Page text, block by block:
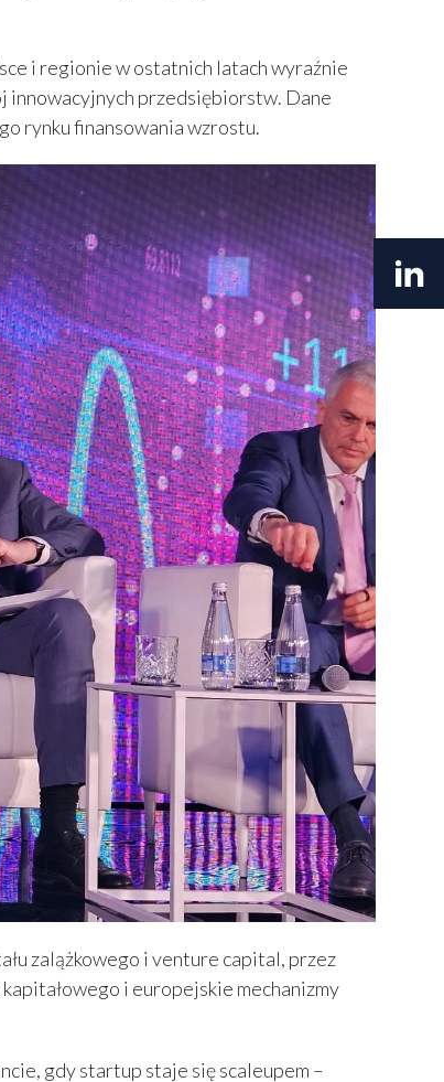
i regionie w ostatnich latach wyraźnie
innowacyjnych przedsiębiorstw. Dane
rynku finansowania wzrostu.
zalążkowego i venture capital, przez
i europejskie mechanizmy
gdy startup staje się scaleupem –